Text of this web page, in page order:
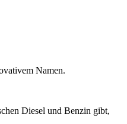
Namen.
Diesel und Benzin gibt,